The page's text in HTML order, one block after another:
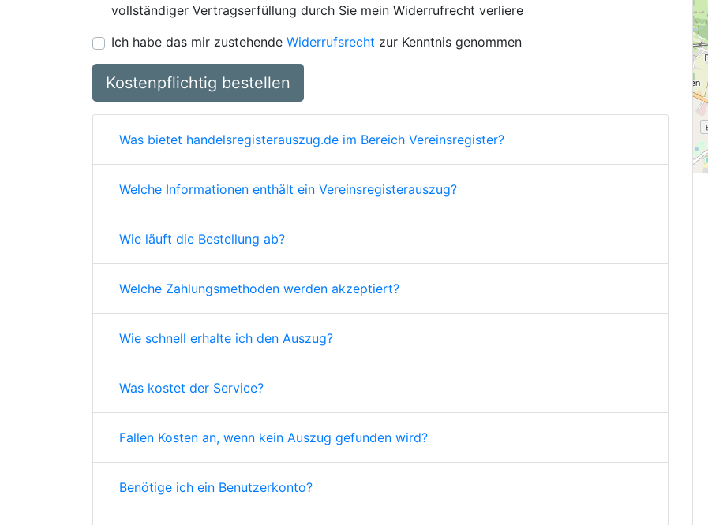
vollständiger Vertragserfüllung durch Sie mein Widerrufrecht verliere
Ich habe das mir zustehende Widerrufsrecht zur Kenntnis genommen
Kostenpflichtig bestellen
Was bietet handelsregisterauszug.de im Bereich Vereinsregister?
Welche Informationen enthält ein Vereinsregisterauszug?
Wie läuft die Bestellung ab?
Welche Zahlungsmethoden werden akzeptiert?
Wie schnell erhalte ich den Auszug?
Was kostet der Service?
Fallen Kosten an, wenn kein Auszug gefunden wird?
Benötige ich ein Benutzerkonto?